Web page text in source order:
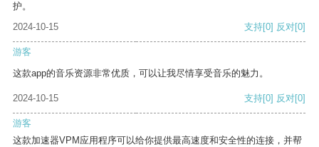
护。
2024-10-15
支持[0] 反对[0]
游客
这款app的音乐资源非常优质，可以让我尽情享受音乐的魅力。
2024-10-15 支持[0] 反对[0]
游客
这款加速器VPM应用程序可以给你提供最高速度和安全性的连接，并帮